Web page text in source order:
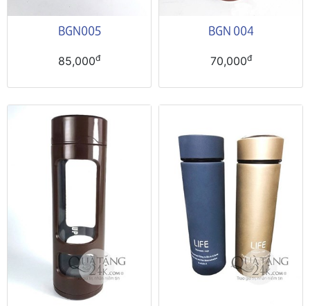
BGN005
85,000đ
BGN 004
70,000đ